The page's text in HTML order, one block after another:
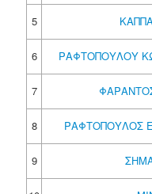
5
6
ΡΑΦΤΟΠΟΥΛΟΥ
7
8
ΡΑΦΤΟΠΟΥΛΟΣ
9